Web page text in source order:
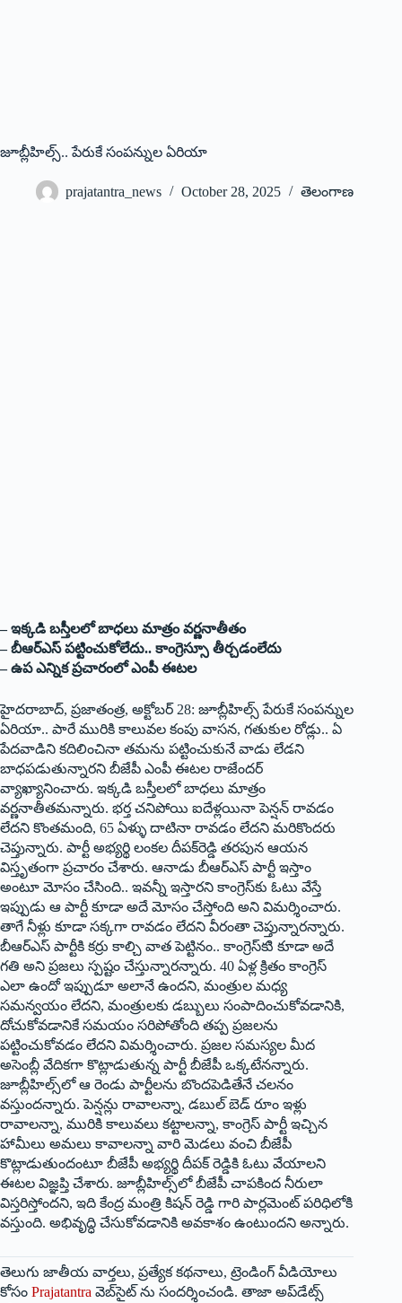
జూబ్లీహిల్స్‌.. పేరుకే సంపన్నుల ఏరియా
prajatantra_news October 28, 2025 తెలంగాణ
– ఇక్కడి బస్తీలలో బాధలు మాత్రం వర్ణనాతీతం
– బీఆర్‌ఎస్‌ పట్టించుకోలేదు.. కాంగ్రెస్సూ తీర్చడంలేదు
– ఉప ఎన్నిక ప్రచారంలో ఎంపీ ఈటల
హైదరాబాద్‌, ప్రజాతంత్ర, అక్టోబర్‌ 28: జూబ్లీహిల్స్‌ పేరుకే సంపన్నుల
ఏరియా.. పారే మురికి కాలువల కంపు వాసన, గతుకుల రోడ్లు.. ఏ
పేదవాడిని కదిలించినా తమను పట్టించుకునే వాడు లేడని
బాధపడుతున్నారని బీజేపీ ఎంపీ ఈటల రాజేందర్‌
వ్యాఖ్యానించారు. ఇక్కడి బస్తీలలో బాధలు మాత్రం
వర్ణనాతీతమన్నారు. భర్త చనిపోయి ఐదేళ్లయినా పెన్షన్‌ రావడం
లేదని కొంతమంది, 65 ఏళ్ళు దాటినా రావడం లేదని మరికొందరు
చెప్తున్నారు. పార్టీ అభ్యర్థి లంకల దీపక్‌రెడ్డి తరపున ఆయన
విస్తృతంగా ప్రచారం చేశారు. ఆనాడు బీఆర్‌ఎస్‌ పార్టీ ఇస్తాం
అంటూ మోసం చేసింది.. ఇవన్నీ ఇస్తారని కాంగ్రెస్‌కు ఓటు వేస్తే
ఇప్పుడు ఆ పార్టీ కూడా అదే మోసం చేస్తోంది అని విమర్శించారు.
తాగే నీళ్లు కూడా సక్కగా రావడం లేదని వీరంతా చెప్తున్నారన్నారు.
బీఆర్‌ఎస్‌ పార్టీకి కర్రు కాల్చి వాత పెట్టినం.. కాంగ్రెస్‌కుి కూడా అదే
గతి అని ప్రజలు స్పష్టం చేస్తున్నారన్నారు. 40 ఏళ్ల క్రితం కాంగ్రెస్‌
ఎలా ఉందో ఇప్పుడూ అలానే ఉందని, మంత్రుల మధ్య
సమన్వయం లేదని, మంత్రులకు డబ్బులు సంపాదించుకోవడానికి,
దోచుకోవడానికే సమయం సరిపోతోంది తప్ప ప్రజలను
పట్టించుకోవడం లేదని విమర్శించారు. ప్రజల సమస్యల మీద
అసెంబ్లీ వేదికగా కొట్లాడుతున్న పార్టీ బీజేపీ ఒక్కటేనన్నారు.
జూబ్లీహిల్స్‌లో ఆ రెండు పార్టీలను బొందపెడితేనే చలనం
వస్తుందన్నారు. పెన్షన్లు రావాలన్నా, డబుల్‌ బెడ్‌ రూం ఇళ్లు
రావాలన్నా, మురికి కాలువలు కట్టాలన్నా, కాంగ్రెస్‌ పార్టీ ఇచ్చిన
హామీలు అమలు కావాలన్నా వారి మెడలు వంచి బీజేపీ
కొట్లాడుతుందంటూ బీజేపీ అభ్యర్థి దీపక్‌ రెడ్డికి ఓటు వేయాలని
ఈటల విజ్ఞప్తి చేశారు. జూబ్లీహిల్స్‌లో బీజేపీ చాపకింద నీరులా
విస్తరిస్తోందని, ఇది కేంద్ర మంత్రి కిషన్‌ రెడ్డి గారి పార్లమెంట్‌ పరిధిలోకి
వస్తుంది. అభివృద్ధి చేసుకోవడానికి అవకాశం ఉంటుందని అన్నారు.
తెలుగు జాతీయ వార్తలు, ప్రత్యేక కథనాలు, ట్రెండింగ్ వీడియోలు
కోసం Prajatantra వెబ్‌సైట్ ను సందర్శించండి. తాజా అప్‌డేట్స్